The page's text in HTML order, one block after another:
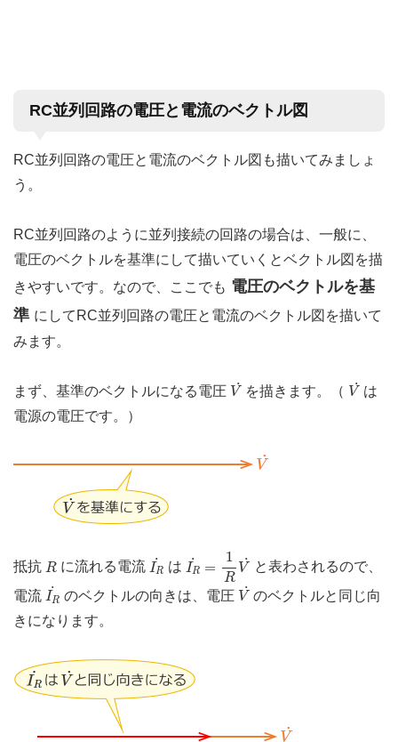
RC並列回路の電圧と電流のベクトル図
RC並列回路の電圧と電流のベクトル図も描いてみましょ
う。
RC並列回路のように並列接続の回路の場合は、一般に、
電圧のベクトルを基準にして描いていくとベクトル図を描
きやすいです。なので、ここでも 電圧のベクトルを基
準 にしてRC並列回路の電圧と電流のベクトル図を描いて
みます。
まず、基準のベクトルになる電圧 ˙
V
V˙
を描きます。（ ˙
V
V˙
は
電源の電圧です。）
抵抗 R
R に流れる電流 ˙
IR
R
は ˙
IR =
1
R
˙
V
R
と表わされるので、
電流 ˙
IR
IR
のベクトルの向きは、電圧 ˙
V
V˙
のベクトルと同じ向
きになります。